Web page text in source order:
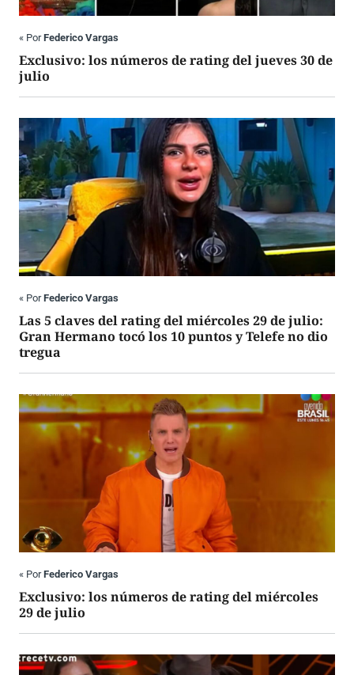
« PorFederico Vargas
Exclusivo: los números de rating del jueves 30 de
julio
« PorFederico Vargas
Las 5 claves del rating del miércoles 29 de julio:
Gran Hermano tocó los 10 puntos y Telefe no dio
tregua
« PorFederico Vargas
Exclusivo: los números de rating del miércoles
29 de julio